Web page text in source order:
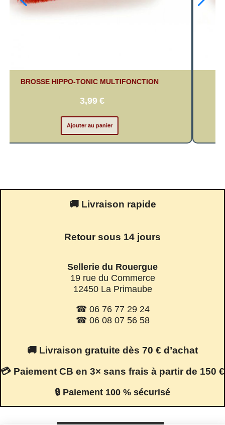
BROSSE HIPPO-TONIC MULTIFONCTION
3,99
Ajouter au panier
🚚 Livraison rapide
Retour sous 14 jours
Sellerie du Rouergue
19 rue du Commerce
12450 La Primaube
☎ 06 76 77 29 24
☎ 06 08 07 56 58
🚚 Livraison gratuite dès 70 € d’achat
💳 Paiement CB en 3× sans frais à partir de 150 €
🔒 Paiement 100 % sécurisé